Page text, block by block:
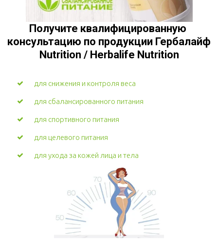
Получите квалифицированную
консультацию по продукции Гербалайф
Nutrition / Herbalife Nutrition
для снижения и контроля веса
для сбалансированного питания
для спортивного питания
для целевого питания
для ухода за кожей лица и тела